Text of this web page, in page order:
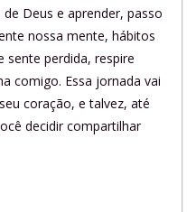
Deus e aprender, passo
nossa mente, hábitos
sente perdida, respire
comigo. Essa jornada vai
coração, e talvez, até
decidir compartilhar